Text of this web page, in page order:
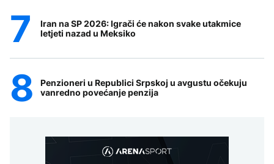
Iran na SP 2026: Igrači će nakon svake utakmice
letjeti nazad u Meksiko
Penzioneri u Republici Srpskoj u avgustu očekuju
vanredno povećanje penzija